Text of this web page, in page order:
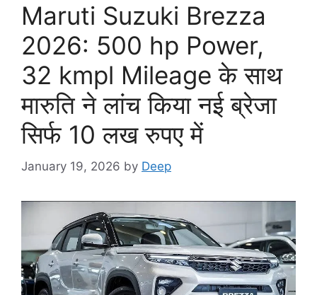
Maruti Suzuki Brezza
2026: 500 hp Power,
32 kmpl Mileage के साथ
मारुति ने लांच किया नई ब्रेजा
सिर्फ 10 लख रुपए में
January 19, 2026 by Deep